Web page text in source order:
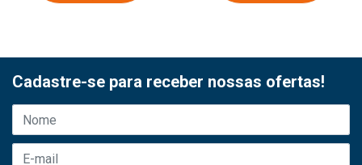
Cadastre-se para receber nossas ofertas!